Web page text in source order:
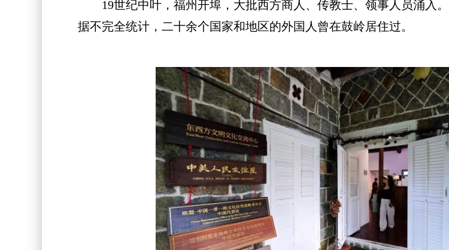
19世纪中叶，福州开埠，大批西方商人、传教士、领事人员涌入。
据不完全统计，二十余个国家和地区的外国人曾在鼓岭居住过。